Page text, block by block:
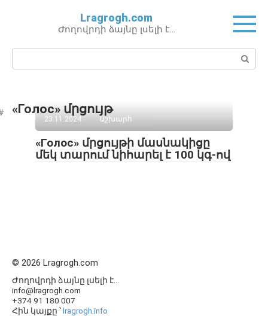
Lragrogh.com
Ժողովրդի ձայնը լսելի է…
Поиск:
«Голос» մրցույթ
23.11.2024 Աշխարհ
«Голос» մրցույթի մասնակիցը
մեկ տարում նիհարել է 100 կգ-ով
© 2026 Lragrogh.com
Ժողովրդի ձայնը լսելի է...
info@lragrogh.com
+374 91 180 007
Հին կայքը ՝lragrogh.info